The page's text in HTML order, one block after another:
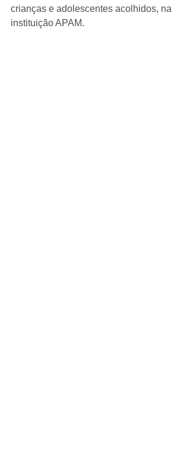
crianças e adolescentes acolhidos, na
instituição APAM.